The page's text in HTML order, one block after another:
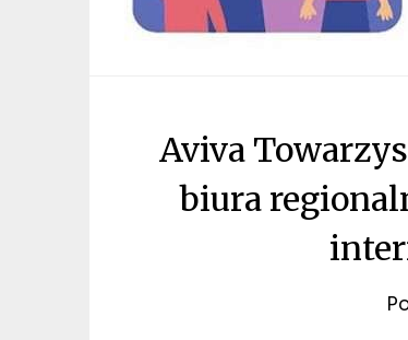
Aviva
biura